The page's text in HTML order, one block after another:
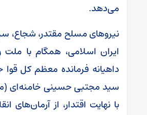
می‌دهد.
نیروهای مسلح مقتدر، شجاع،
ایران اسلامی، همگام با
داهیانه فرمانده معظم کل
سید مجتبی حسینی خامنه‌ای
با نهایت اقتدار، از آرمان‌های